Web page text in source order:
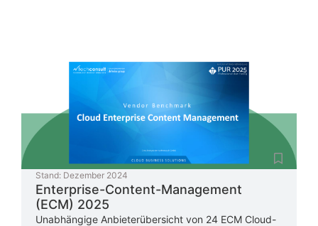
Stand: Dezember 2024
Enterprise-Content-Management
(ECM) 2025
Unabhängige Anbieterübersicht von 24 ECM Cloud-